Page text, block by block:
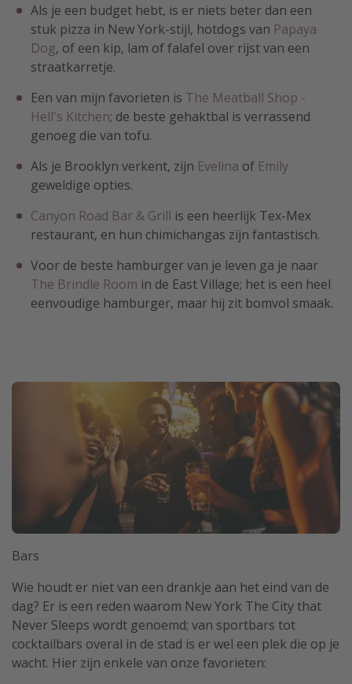
Als je een budget hebt, is er niets beter dan een
stuk pizza in New York-stijl, hotdogs van Papaya
Dog, of een kip, lam of falafel over rijst van een
straatkarretje.
Een van mijn favorieten is The Meatball Shop -
Hell's Kitchen; de beste gehaktbal is verrassend
genoeg die van tofu.
Als je Brooklyn verkent, zijn Evelina of Emily
geweldige opties.
Canyon Road Bar & Grill is een heerlijk Tex-Mex
restaurant, en hun chimichangas zijn fantastisch.
Voor de beste hamburger van je leven ga je naar
The Brindle Room in de East Village; het is een heel
eenvoudige hamburger, maar hij zit bomvol smaak.
Bars
Wie houdt er niet van een drankje aan het eind van de
dag? Er is een reden waarom New York The City that
Never Sleeps wordt genoemd; van sportbars tot
cocktailbars overal in de stad is er wel een plek die op je
wacht. Hier zijn enkele van onze favorieten: